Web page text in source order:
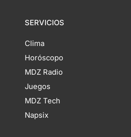
SERVICIOS
Clima
Horóscopo
MDZ Radio
Juegos
MDZ Tech
Napsix